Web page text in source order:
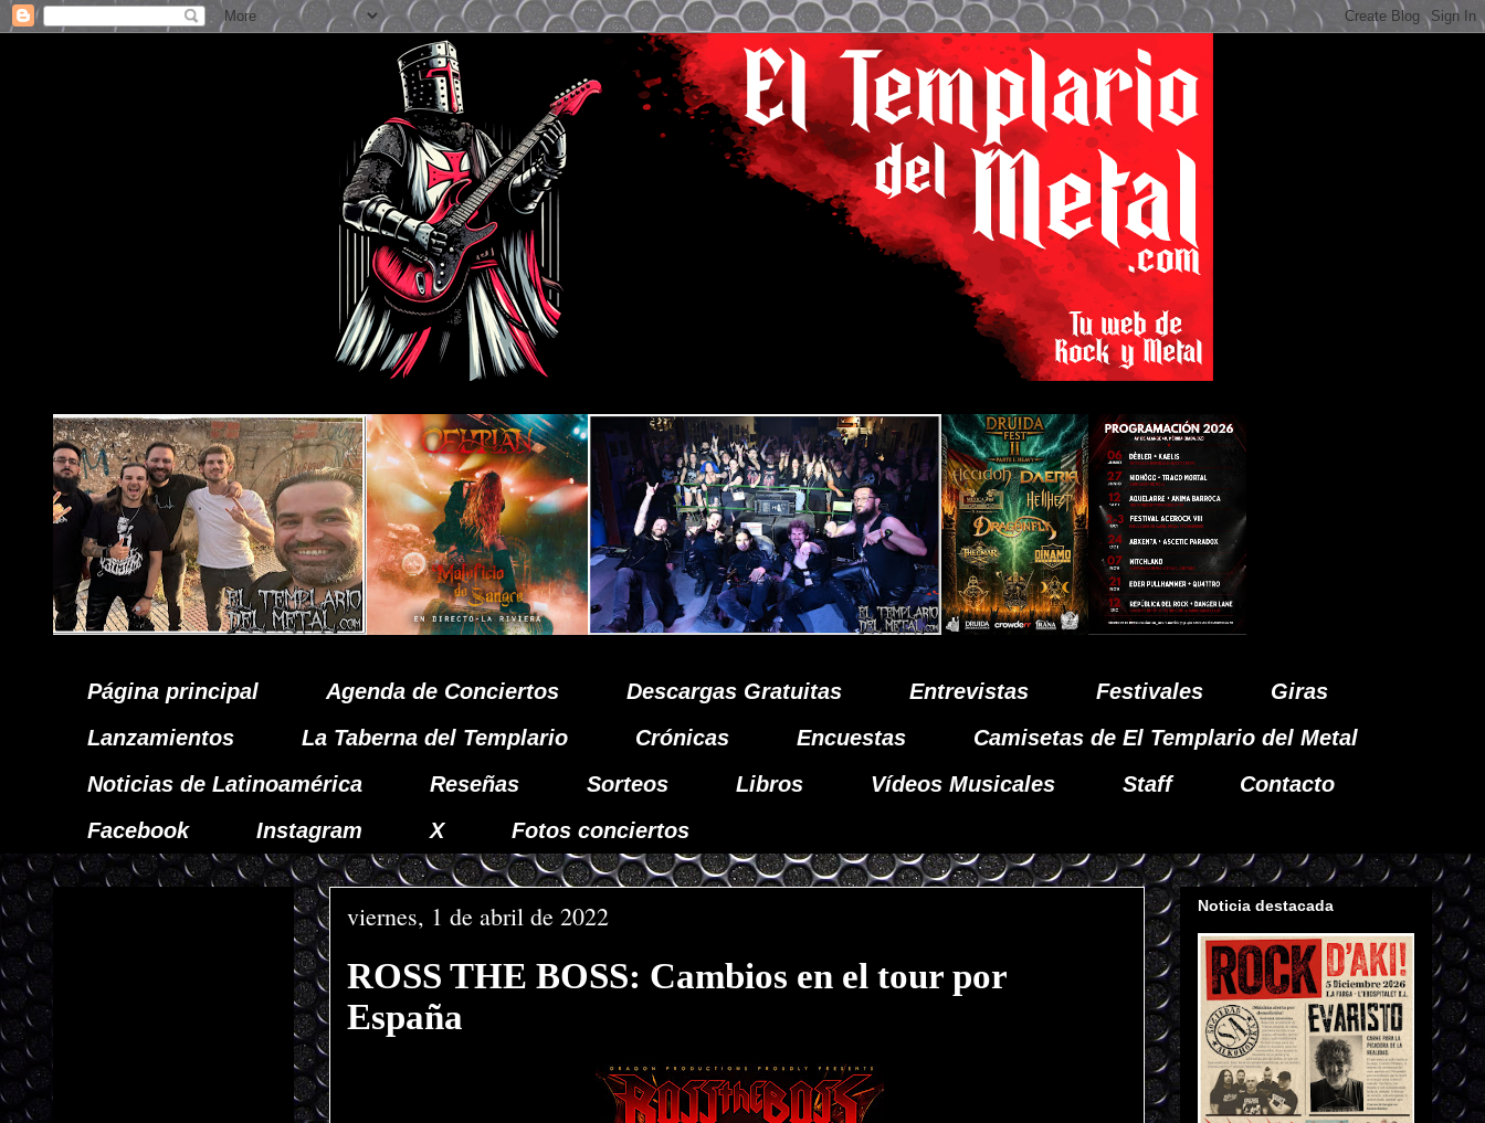
Página principal Agenda de Conciertos Descargas Gratuitas Entrevistas Festivales
Giras
Lanzamientos
La Taberna del Templario Crónicas Encuestas
Camisetas de El Templario del Metal
Noticias de Latinoamérica
Reseñas Sorteos Libros Vídeos Musicales Staff
Contacto
Facebook
Instagram X Fotos conciertos
viernes, 1 de abril de 2022
ROSS THE BOSS: Cambios en el tour por
España
Noticia destacada